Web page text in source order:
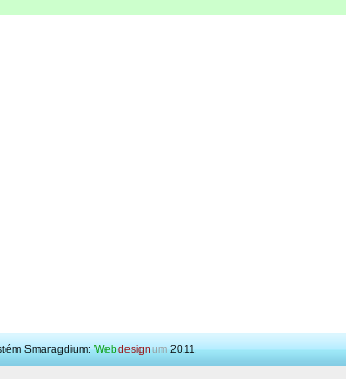
Smaragdium:Webdesignum2011